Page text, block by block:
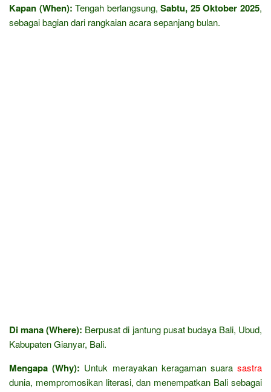
Kapan (When): Tengah berlangsung,Sabtu, 25 Oktober 2025,
sebagai bagian dari rangkaian acara sepanjang bulan.
Di mana (Where): Berpusat di jantung pusat budaya Bali, Ubud,
Kabupaten Gianyar, Bali.
Mengapa (Why): Untuk merayakan keragaman suarasastra
dunia, mempromosikan literasi, dan menempatkan Bali sebagai